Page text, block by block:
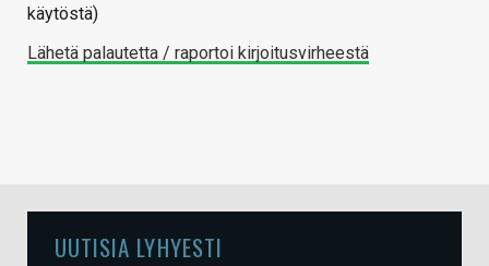
käytöstä)
Lähetä palautetta / raportoi kirjoitusvirheestä
UUTISIA LYHYESTI